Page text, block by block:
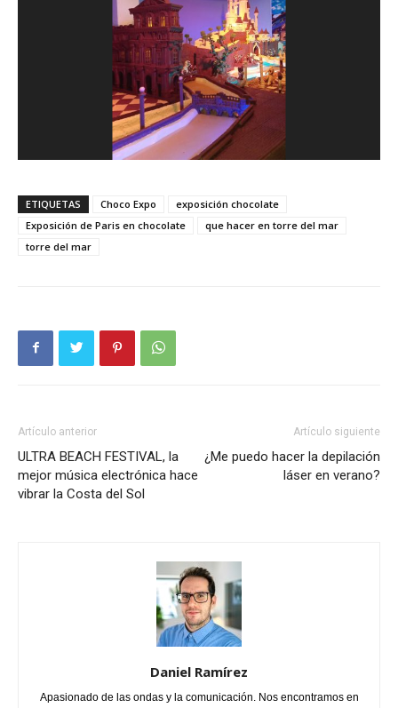
ETIQUETAS Choco Expo
exposición chocolate
Exposición de Paris en chocolate
que hacer en torre del mar
torre del mar
Artículo anterior
ULTRA BEACH FESTIVAL, la
mejor música electrónica hace
vibrar la Costa del Sol
Artículo siguiente
¿Me puedo hacer la depilación
láser en verano?
Daniel Ramírez
Apasionado de las ondas y la comunicación. Nos encontramos en